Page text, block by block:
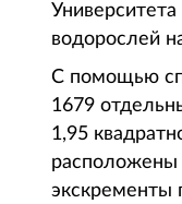
водорослей
С помощью
1679
1,95
расположены
экскременты